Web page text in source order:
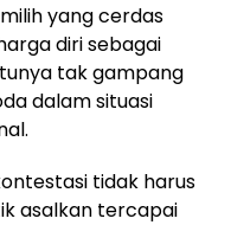
yang cerdas
diri sebagai
tak gampang
dalam situasi
tidak harus
asalkan tercapai